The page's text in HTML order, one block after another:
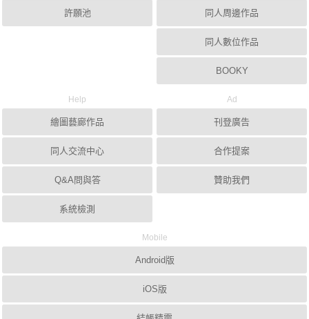
許願池 同人周邊作品
同人數位作品
BOOKY
Help
繪圖藝廊作品
同人交流中心
Q&A問與答
系統檢測
Ad
刊登廣告
合作提案
贊助我們
Mobile
Android版
iOS版